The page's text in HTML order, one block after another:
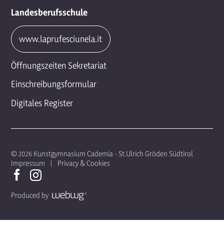
Landesberufsschule
www.laprufesciunela.it
Öffnungszeiten Sekretariat
Einschreibungsformular
Digitales Register
© 2026 Kunstgymnasium Cademia - St.Ulrich Gröden Südtirol
Impressum
Privacy & Cookies
Produced by